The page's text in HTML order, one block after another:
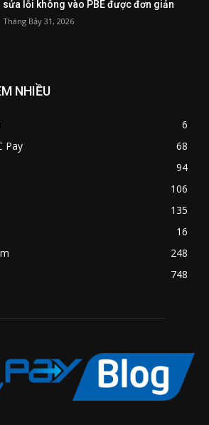
sửa lỗi không vào PBE được đơn giản
Tháng Bảy 31, 2026
NHIỀU
6
Pay
68
94
106
135
16
248
748